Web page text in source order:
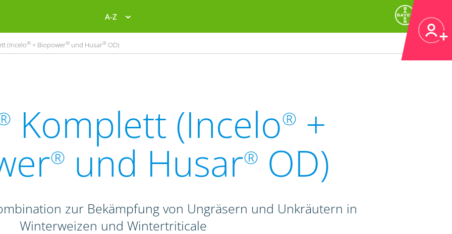
A-Z
(Incelo® + Biopower® und Husar® OD)
Komplett (Incelo® +
® und Husar® OD)
zur Bekämpfung von Ungräsern und Unkräutern in
Winterweizen und Wintertriticale